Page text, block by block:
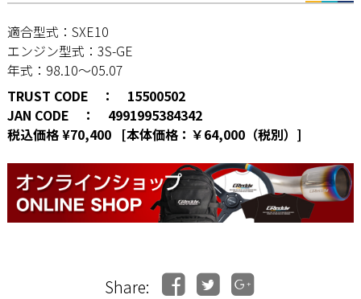
適合型式：SXE10
エンジン型式：3S-GE
年式：98.10～05.07
TRUST CODE ： 15500502
JAN CODE ： 4991995384342
税込価格 ¥70,400 [本体価格：￥64,000（税別）]
Share: